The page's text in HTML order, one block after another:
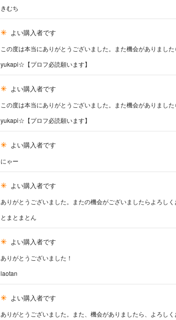
きむち
よい購入者です
この度は本当にありがとうございました。また機会がありました
yukapi☆【プロフ必読願います】
よい購入者です
この度は本当にありがとうございました。また機会がありました
yukapi☆【プロフ必読願います】
よい購入者です
にゃー
よい購入者です
ありがとうございました。またの機会がございましたらよろしく
とまとまとん
よい購入者です
ありがとうございました！
laotan
よい購入者です
ありがとうございました。また、機会がありましたら、よろしく